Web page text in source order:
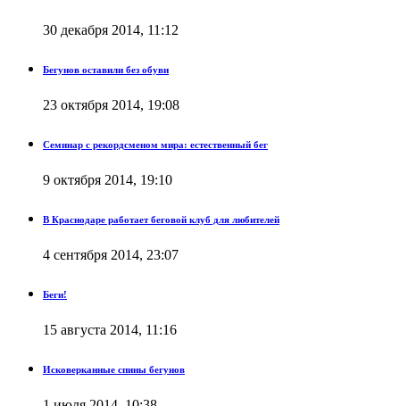
30 декабря 2014, 11:12
Бегунов оставили без обуви
23 октября 2014, 19:08
Семинар с рекордсменом мира: естественный бег
9 октября 2014, 19:10
В Краснодаре работает беговой клуб для любителей
4 сентября 2014, 23:07
Беги!
15 августа 2014, 11:16
Исковерканные спины бегунов